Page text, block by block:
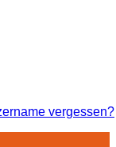
vergessen?